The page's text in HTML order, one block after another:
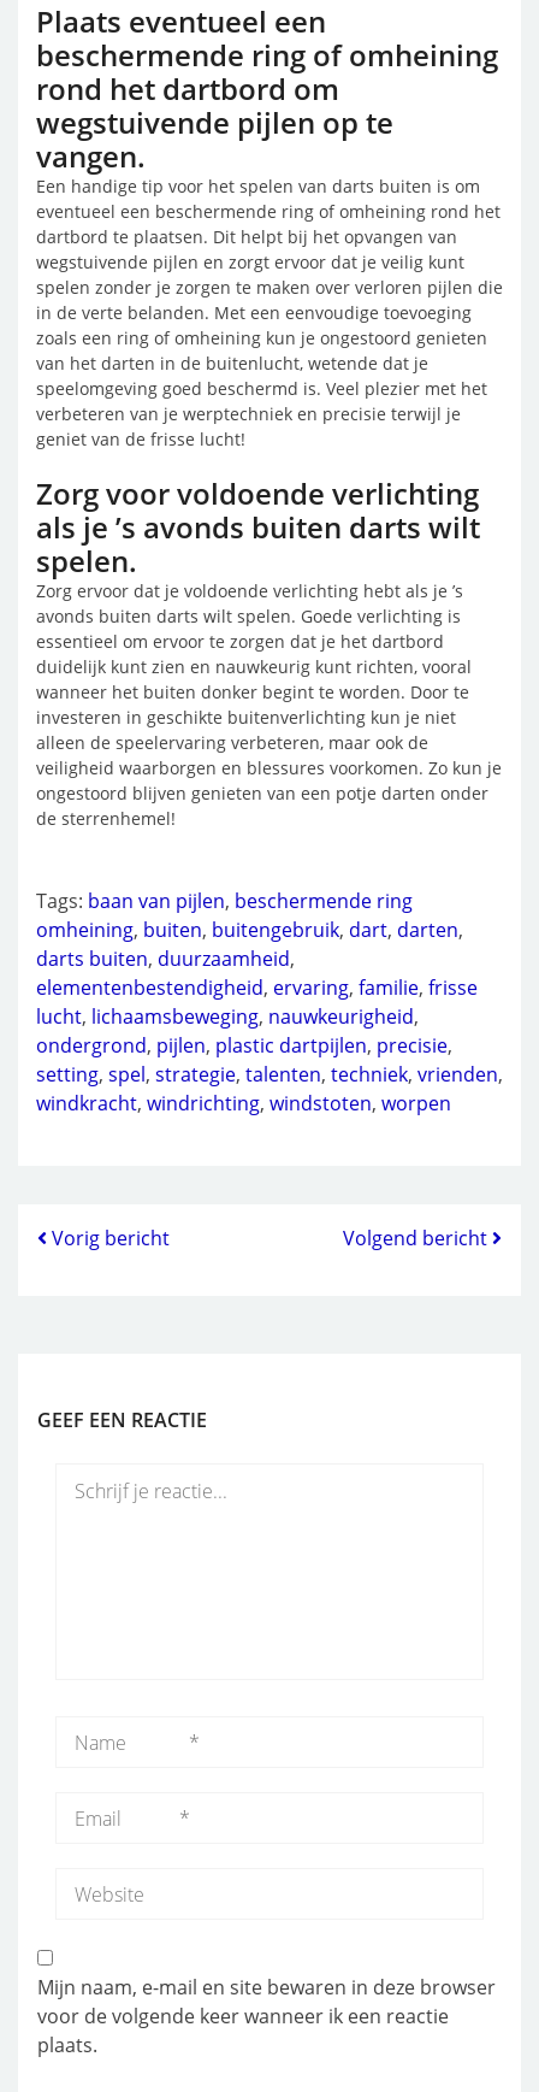
Plaats eventueel een
beschermende ring of omheining
rond het dartbord om
wegstuivende pijlen op te
vangen.
Een handige tip voor het spelen van darts buiten is om
eventueel een beschermende ring of omheining rond het
dartbord te plaatsen. Dit helpt bij het opvangen van
wegstuivende pijlen en zorgt ervoor dat je veilig kunt
spelen zonder je zorgen te maken over verloren pijlen die
in de verte belanden. Met een eenvoudige toevoeging
zoals een ring of omheining kun je ongestoord genieten
van het darten in de buitenlucht, wetende dat je
speelomgeving goed beschermd is. Veel plezier met het
verbeteren van je werptechniek en precisie terwijl je
geniet van de frisse lucht!
Zorg voor voldoende verlichting
als je ’s avonds buiten darts wilt
spelen.
Zorg ervoor dat je voldoende verlichting hebt als je ’s
avonds buiten darts wilt spelen. Goede verlichting is
essentieel om ervoor te zorgen dat je het dartbord
duidelijk kunt zien en nauwkeurig kunt richten, vooral
wanneer het buiten donker begint te worden. Door te
investeren in geschikte buitenverlichting kun je niet
alleen de speelervaring verbeteren, maar ook de
veiligheid waarborgen en blessures voorkomen. Zo kun je
ongestoord blijven genieten van een potje darten onder
de sterrenhemel!
Tags: baan van pijlen, beschermende ring
omheining, buiten, buitengebruik, dart, darten,
darts buiten, duurzaamheid,
elementenbestendigheid, ervaring, familie, frisse
lucht, lichaamsbeweging, nauwkeurigheid,
ondergrond, pijlen, plastic dartpijlen, precisie,
setting, spel, strategie, talenten, techniek, vrienden,
windkracht, windrichting, windstoten, worpen
Vorig bericht Volgend bericht
GEEF EEN REACTIE
Mijn naam, e-mail en site bewaren in deze browser
voor de volgende keer wanneer ik een reactie
plaats.